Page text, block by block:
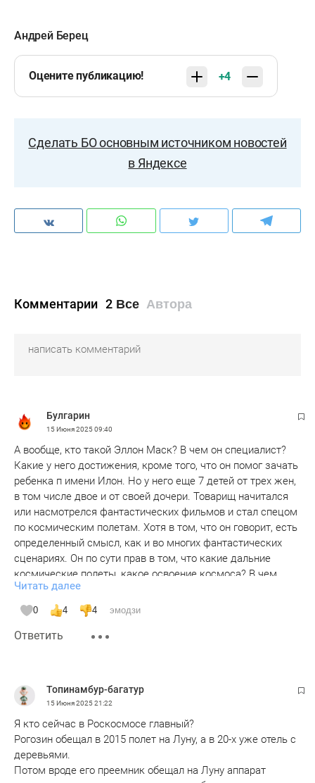
Андрей Берец
Оцените публикацию! +4
Сделать БО основным источником новостей
в Яндексе
Комментарии 2 Все Автора
Булгарин
15 Июня 202509:40
А вообще, кто такой Эллон Маск? В чем он специалист?
Какие у него достижения, кроме того, что он помог зачать
ребенка п имени Илон. Но у него еще 7 детей от трех жен,
в том числе двое и от своей дочери. Товарищ начитался
или насмотрелся фантастических фильмов и стал спецом
по космическим полетам. Хотя в том, что он говорит, есть
определенный смысл, как и во многих фантастических
сценариях. Он по сути прав в том, что какие дальние
космические полеты, какое освоение космоса? В чем
смысл таких полетов, кроме чьих-то амбиций. И понимает
ли чел, что кидать треть ВВП на космос – это просто
самоубийство, вскоре не о космосе будут говорить, а о
том, как народу выжить в этой стране, где есть такие
миллиардов долларов, что в итоге? Да, ничего, одни
убытки. Могу понять, если на Земле полностью исчезнет
понять то, что может на Марсе человек приживется, хотя
вряд ли. Только в фантастических фильмах. Это же
просто глупость. Космос полностью враждебная среда
для человека. Даже полет на Марс в одну сторону – уже
Читать далее
0 4 4 эмодзи
Ответить
Топинамбур-багатур
15 Июня 202521:22
Я кто сейчас в Роскосмосе главный?
Рогозин обещал в 2015 полет на Луну, а в 20-х уже отель с
деревьями.
Потом вроде его преемник обещал на Луну аппарат